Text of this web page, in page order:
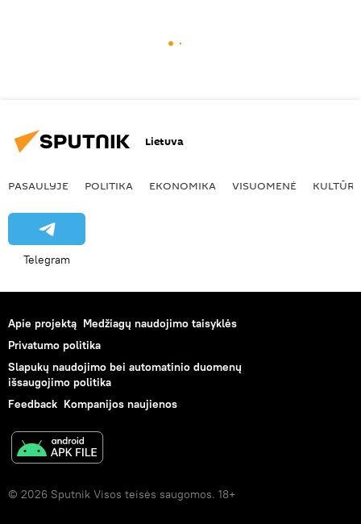
Lietuva
PASAULYJE POLITIKA EKONOMIKA VISUOMENĖ KULTŪRA
Telegram
Apie projektą Medžiagų naudojimo taisyklės
Privatumo politika
Slapukų naudojimo bei automatinio duomenų
išsaugojimo politika
Feedback Kompanijos naujienos
© 2026 Sputnik Visos teisės saugomos. 18+